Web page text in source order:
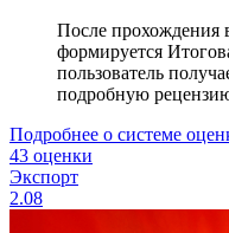
После прохождения
формируется
пользователь
подробную
Подробнее о системе
43 оценки
Экспорт
2.08